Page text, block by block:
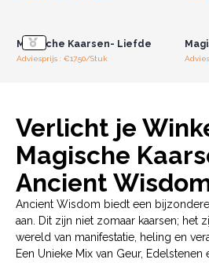
Magische Kaarsen- Liefde
Adviesprijs : €17.50/Stuk
Verlicht je
Magische
Ancient
Ancient Wisdom biedt een
aan. Dit zijn niet zomaar kaarsen; het
wereld van manifestatie, heling en
Een Unieke Mix van Geur, Edelstenen